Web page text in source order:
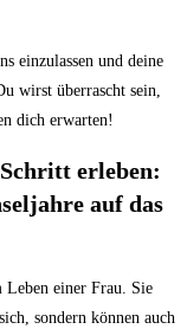
einzulassen und deine
wirst überrascht sein,
dich erwarten!
erleben:
auf das
Leben einer Frau. Sie
sondern können auch